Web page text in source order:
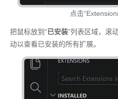
点击
把鼠标放到“已安装”列表区域，滚
动以查看已安装的所有扩展。